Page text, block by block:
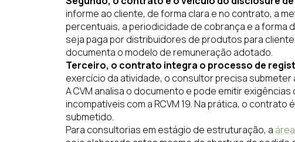
informe ao cliente, de forma clara e no contrato, a
percentuais, a periodicidade de cobrança e a forma
seja paga por distribuidores de produtos para
documenta o modelo de remuneração adotado.
Terceiro, o contrato integra o processo de
exercício da atividade, o consultor precisa
A CVM analisa o documento e pode emitir
incompatíveis com a RCVM 19. Na prática, o
submetido.
Para consultorias em estágio de estruturação, a